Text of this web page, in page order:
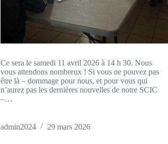
Ce sera le samedi 11 avril 2026 à 14 h 30. Nous
vous attendons nombreux ! Si vous ne pouvez pas
être là – dommage pour nous, et pour vous qui
n’aurez pas les dernières nouvelles de notre SCIC
–…
admin2024 29 mars 2026